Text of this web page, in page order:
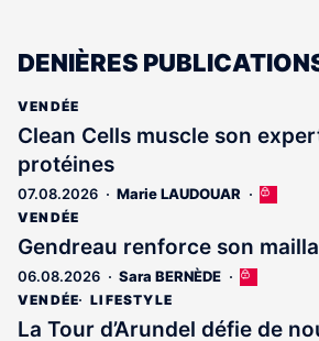
DENIÈRES
VENDÉE
Clean Cells muscle son
protéines
07.08.2026 Marie LAUDOUAR
Cet
réservé
VENDÉE
Gendreau renforce son
06.08.2026 Sara BERNÈDE
Cet
VENDÉE LIFESTYLE
La Tour d’Arundel défie de